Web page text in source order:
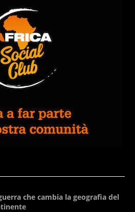
che cambia la geografia del